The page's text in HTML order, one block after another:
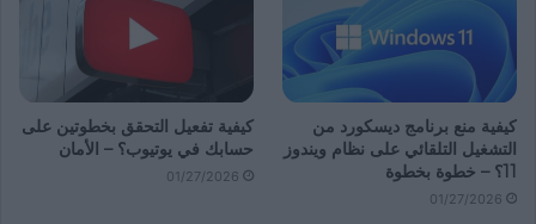
كيفية منع برنامج ديسكورد من
التشغيل التلقائي على نظام ويندوز
11؟ – خطوة بخطوة
01/27/2026
كيفية تفعيل التحقق بخطوتين على
حسابك في يوتيوب؟ – الأمان
01/27/2026